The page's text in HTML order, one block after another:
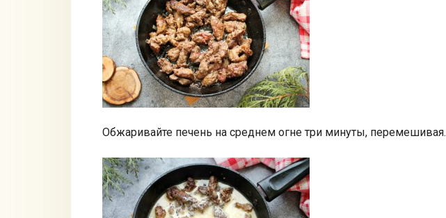
Обжаривайте печень на среднем огне три минуты, перемешивая.